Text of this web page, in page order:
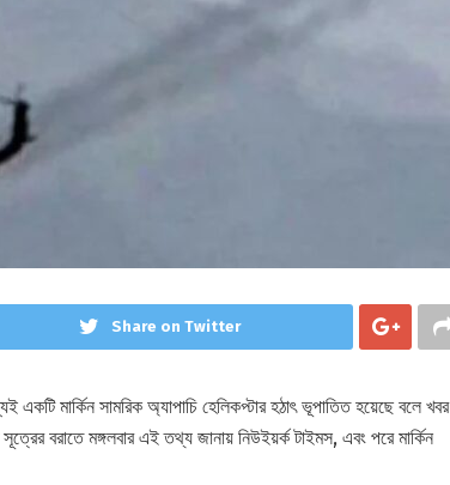
Share on Twitter
মার্কিন সামরিক অ্যাপাচি হেলিকপ্টার হঠাৎ ভূপাতিত হয়েছে বলে খবর
বরাতে মঙ্গলবার এই তথ্য জানায় নিউইয়র্ক টাইমস, এবং পরে মার্কিন